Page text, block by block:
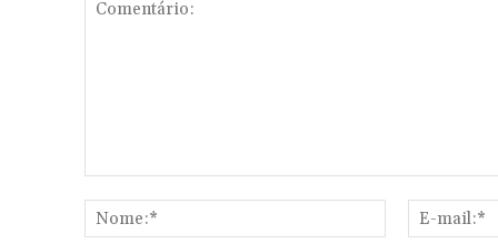
Nome:*